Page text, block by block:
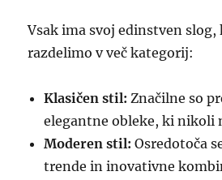
Vsak ima svoj edinstven slog,
razdelimo v več kategorij:
Klasičen stil: Značilne so
elegantne obleke, ki nikoli
Moderen stil: Osredotoča
trende in inovativne